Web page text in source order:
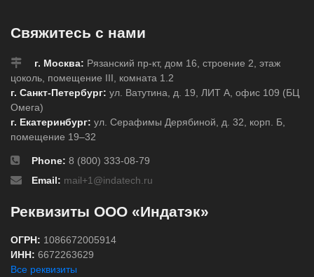
Свяжитесь с нами
г. Москва: Рязанский пр-кт, дом 16, строение 2, этаж
цоколь, помещение III, комната 1.2
г. Санкт-Петербург: ул. Ватутина, д. 19, ЛИТ А, офис 109 (БЦ
Омега)
г. Екатеринбург: ул. Серафимы Дерябиной, д. 32, корп. Б,
помещение 19–32
Phone: 8 (800) 333-08-79
Email: mail+1@indatech.ru
Реквизиты ООО «Индатэк»
ОГРН: 1086672005914
ИНН: 6672263629
Все реквизиты